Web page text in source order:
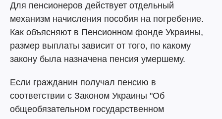
Для пенсионеров действует отдельный
механизм начисления пособия на погребение.
Как объясняют в Пенсионном фонде Украины,
размер выплаты зависит от того, по какому
закону была назначена пенсия умершему.
Если гражданин получал пенсию в
соответствии с Законом Украины "Об
общеобязательном государственном